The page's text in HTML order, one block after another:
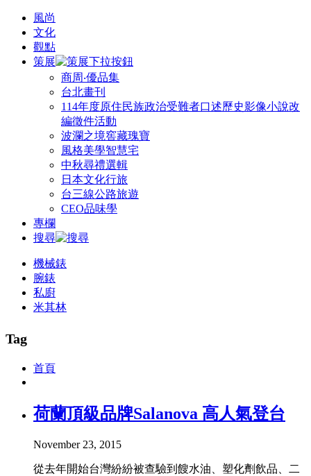
風尚
文化
觀點
策展
商周‧優品集
台北畫刊
114年度原住民族政治受難者口述歷史影像小說改
編徵件活動
波瀾之境窖藏瑰寶
風格美學智慧宅
中秋尋禮選輯
日本文化行旅
台三線公路旅遊
CEO品味學
專欄
搜尋
機械錶
腕錶
私廚
米其林
Tag
首頁
荷蘭頂級品牌Salanova 高人氣登台
November 23, 2015
從去年開始台灣紛紛被查驗到餿水油、塑化劑飲品、二